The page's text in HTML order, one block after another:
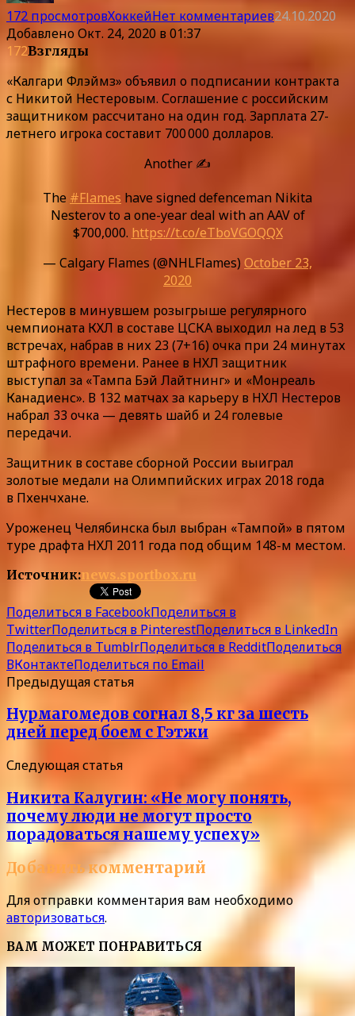
172 просмотровХоккейНет комментариев24.10.2020
ДобавленоОкт. 24, 2020 в 01:37
172Взгляды
«Калгари Флэймз» объявил о подписании контракта
с Никитой Нестеровым. Соглашение с российским
защитником рассчитано на один год. Зарплата 27-
летнего игрока составит 700 000 долларов.
Another ✍️
The #Flames have signed defenceman Nikita
Nesterov to a one-year deal with an AAV of
$700,000. https://t.co/eTboVGOQQX
— Calgary Flames (@NHLFlames) October 23,
2020
Нестеров в минувшем розыгрыше регулярного
чемпионата КХЛ в составе ЦСКА выходил на лед в 53
встречах, набрав в них 23 (7+16) очка при 24 минутах
штрафного времени. Ранее в НХЛ защитник
выступал за «Тампа Бэй Лайтнинг» и «Монреаль
Канадиенс». В 132 матчах за карьеру в НХЛ Нестеров
набрал 33 очка — девять шайб и 24 голевые
передачи.
Защитник в составе сборной России выиграл
золотые медали на Олимпийских играх 2018 года
в Пхенчхане.
Уроженец Челябинска был выбран «Тампой» в пятом
туре драфта НХЛ 2011 года под общим 148-м местом.
Источник:news.sportbox.ru
Поделиться в FacebookПоделиться в
TwitterПоделиться в PinterestПоделиться в LinkedIn
Поделиться в TumblrПоделиться в RedditПоделиться
ВКонтактеПоделиться по Email
Предыдущая статья
Нурмагомедов согнал 8,5 кг за шесть
дней перед боем с Гэтжи
Следующая статья
Никита Калугин: «Не могу понять,
почему люди не могут просто
порадоваться нашему успеху»
Добавить комментарий
Для отправки комментария вам необходимо
авторизоваться.
ВАМ МОЖЕТ ПОНРАВИТЬСЯ